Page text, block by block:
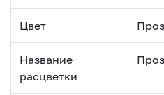
Цвет
Название
расцветки